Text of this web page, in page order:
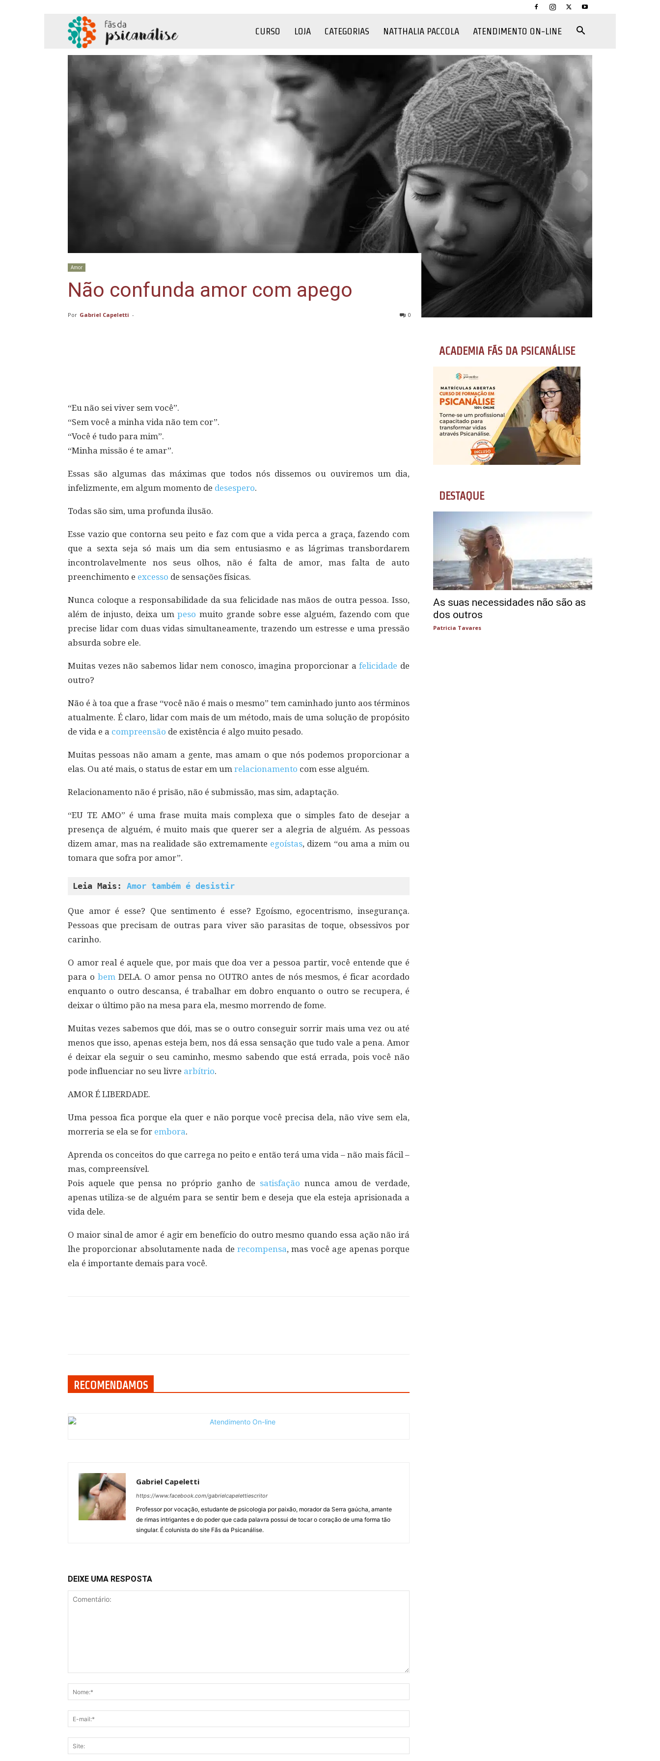
da
CURSO LOJA CATEGORIAS NATTHALIA PACCOLA ATENDIMENTO ON-LINE
Amor
Não confunda amor com apego
Por Gabriel Capeletti - 0
“Eu não sei viver sem você”.
“Sem você a minha vida não tem cor”.
“Você é tudo para mim”.
“Minha missão é te amar”.
Essas são algumas das máximas que todos nós dissemos ou ouviremos um dia,
infelizmente, em algum momento de desespero.
Todas são sim, uma profunda ilusão.
Esse vazio que contorna seu peito e faz com que a vida perca a graça, fazendo com
que a sexta seja só mais um dia sem entusiasmo e as lágrimas transbordarem
incontrolavelmente nos seus olhos, não é falta de amor, mas falta de auto
preenchimento e excesso de sensações físicas.
Nunca coloque a responsabilidade da sua felicidade nas mãos de outra pessoa. Isso,
além de injusto, deixa umpeso muito grande sobre esse alguém, fazendo com que
precise lidar com duas vidas simultaneamente, trazendo um estresse e uma pressão
absurda sobre ele.
Muitas vezes não sabemos lidar nem conosco, imagina proporcionar afelicidade de
outro?
Não é à toa que a frase “você não é mais o mesmo” tem caminhado junto aos términos
atualmente. É claro, lidar com mais de um método, mais de uma solução de propósito
de vida e a compreensão de existência é algo muito pesado.
Muitas pessoas não amam a gente, mas amam o que nós podemos proporcionar a
elas. Ou até mais, o status de estar em um relacionamento com esse alguém.
Relacionamento não é prisão, não é submissão, mas sim, adaptação.
“EU TE AMO” é uma frase muita mais complexa que o simples fato de desejar a
presença de alguém, é muito mais que querer ser a alegria de alguém. As pessoas
dizem amar, mas na realidade são extremamente egoístas, dizem “ou ama a mim ou
tomara que sofra por amor”.
Leia Mais: Amor também é desistir
Que amor é esse? Que sentimento é esse? Egoísmo, egocentrismo, insegurança.
Pessoas que precisam de outras para viver são parasitas de toque, obsessivos por
carinho.
O amor real é aquele que, por mais que doa ver a pessoa partir, você entende que é
para o bemDELA. O amor pensa no OUTRO antes de nós mesmos, é ficar acordado
enquanto o outro descansa, é trabalhar em dobro enquanto o outro se recupera, é
deixar o último pão na mesa para ela, mesmo morrendo de fome.
Muitas vezes sabemos que dói, mas se o outro conseguir sorrir mais uma vez ou até
menos que isso, apenas esteja bem, nos dá essa sensação que tudo vale a pena. Amor
é deixar ela seguir o seu caminho, mesmo sabendo que está errada, pois você não
pode influenciar no seu livre arbítrio.
AMOR É LIBERDADE.
Uma pessoa fica porque ela quer e não porque você precisa dela, não vive sem ela,
morreria se ela se for embora.
Aprenda os conceitos do que carrega no peito e então terá uma vida – não mais fácil –
mas, compreensível.
Pois aquele que pensa no próprio ganho de satisfação nunca amou de verdade,
apenas utiliza-se de alguém para se sentir bem e deseja que ela esteja aprisionada a
vida dele.
O maior sinal de amor é agir em benefício do outro mesmo quando essa ação não irá
lhe proporcionar absolutamente nada de recompensa, mas você age apenas porque
ela é importante demais para você.
RECOMENDAMOS
Gabriel Capeletti
https://www.facebook.com/gabrielcapelettiescritor
Professor por vocação, estudante de psicologia por paixão, morador da Serra gaúcha, amante
de rimas intrigantes e do poder que cada palavra possui de tocar o coração de uma forma tão
singular. É colunista do site Fãs da Psicanálise.
DEIXE UMA RESPOSTA
ACADEMIA FÃS DA PSICANÁLISE
DESTAQUE
As suas necessidades não são as
dos outros
Patricia Tavares